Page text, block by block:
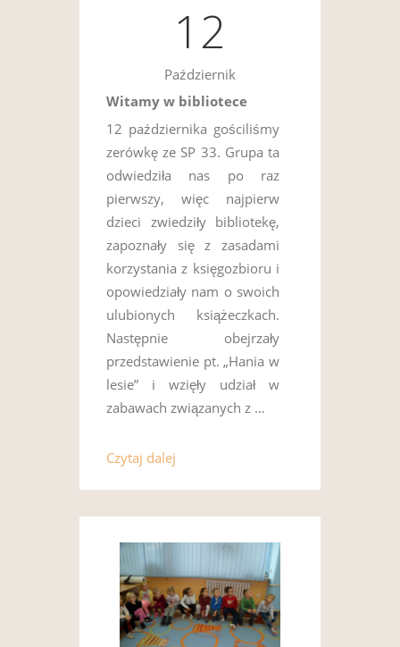
12
Październik
Witamy w bibliotece
12 października gościliśmy
zerówkę ze SP 33. Grupa ta
odwiedziła nas po raz
pierwszy, więc najpierw
dzieci zwiedziły bibliotekę,
zapoznały się z zasadami
korzystania z księgozbioru i
opowiedziały nam o swoich
ulubionych książeczkach.
Następnie obejrzały
przedstawienie pt. „Hania w
lesie” i wzięły udział w
zabawach związanych z …
Czytaj dalej